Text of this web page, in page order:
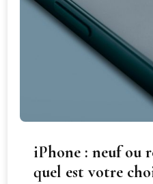
iPhone : neuf ou
quel est votre